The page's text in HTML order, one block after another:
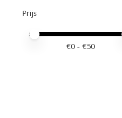
Prijs
Minimale prijswaarde
Price maximum value
€0 - €50